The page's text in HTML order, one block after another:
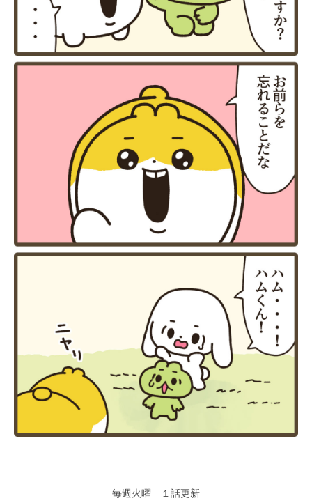
毎週火曜 １話更新